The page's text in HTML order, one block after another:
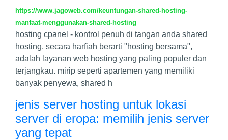
https://www.jagoweb.com/keuntungan-shared-hosting-
manfaat-menggunakan-shared-hosting
hosting cpanel - kontrol penuh di tangan anda shared
hosting, secara harfiah berarti "hosting bersama",
adalah layanan web hosting yang paling populer dan
terjangkau. mirip seperti apartemen yang memiliki
banyak penyewa, shared h
jenis server hosting untuk lokasi
server di eropa: memilih jenis server
yang tepat